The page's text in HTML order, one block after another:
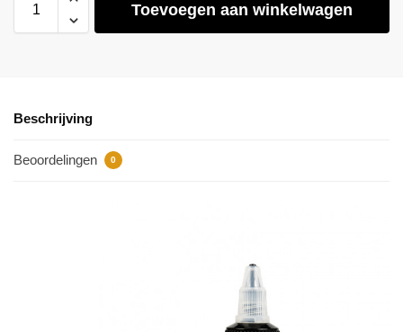
Toevoegen aan winkelwagen
Beschrijving
Beoordelingen 0